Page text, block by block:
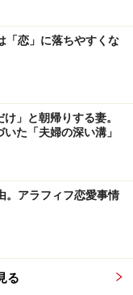
いましたが、夫は
なかった、と。一
緒にいたくないと
て話そう』と夫が
実的に話し合うよ
するのは無理、が
出来合いの惣菜が
ういう生活しか
しもわからない。
「恋」に落ちやすくな
」と朝帰りする妻。
た「夫婦の深い溝」
。アラフィフ恋愛事情
る